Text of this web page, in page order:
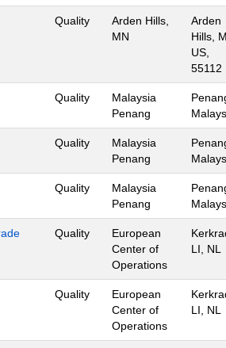
Quality
Arden Hills,
MN
Arden
Hills,
US,
55112
Quality
Malaysia
Penang
Quality
Malaysia
Penang
Quality
Malaysia
Penang
Quality
European
Center of
Operations
LI, NL
Quality
European
Center of
Operations
LI, NL